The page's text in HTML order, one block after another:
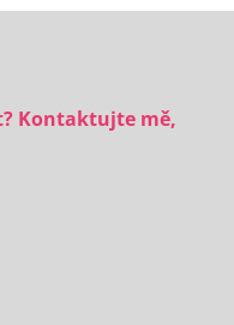
Kontaktujte mě,